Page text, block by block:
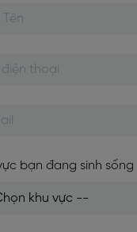
bạn đang sinh sống